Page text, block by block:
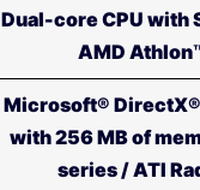
Dual-core CPU with
AMD
Microsoft®
with 256 MB of
series / ATI